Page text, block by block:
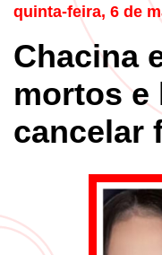
quinta-feira, 6 de
Chacina
mortos e
cancelar